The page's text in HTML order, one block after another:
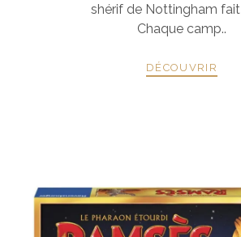
shérif de Nottingham fait
Chaque camp..
DÉCOUVRIR